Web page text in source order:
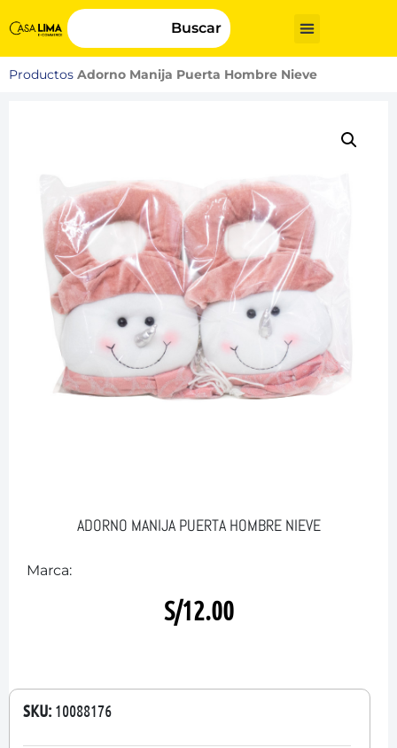
Buscar
Productos Adorno Manija Puerta Hombre Nieve
ADORNO MANIJA PUERTA HOMBRE NIEVE
Marca:
S/12.00
SKU: 10088176